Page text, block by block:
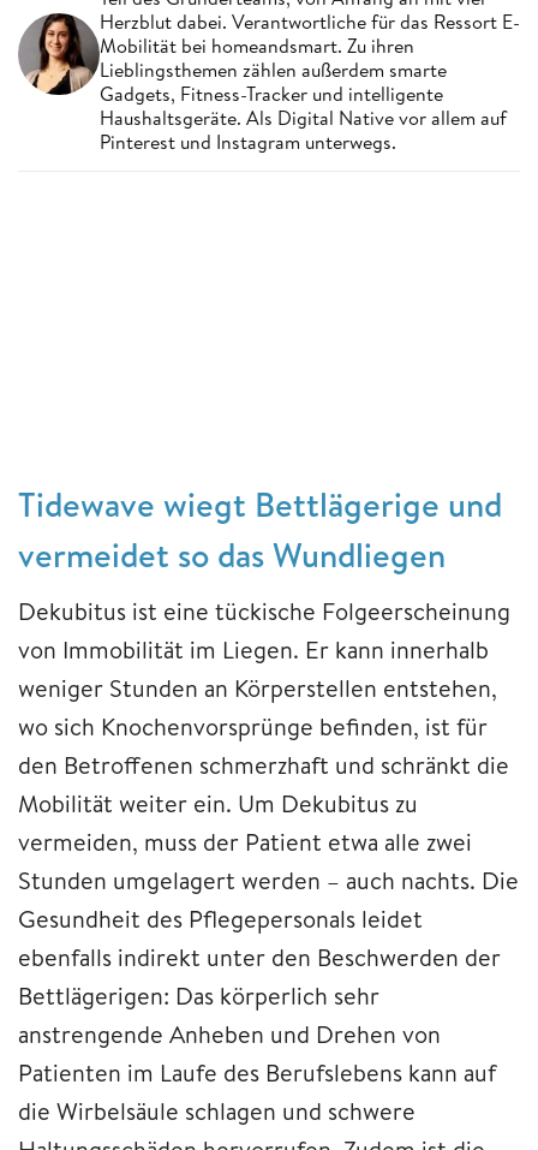
Herzblut dabei. Verantwortliche für das Ressort E-
Mobilität bei homeandsmart. Zu ihren
Lieblingsthemen zählen außerdem smarte
Gadgets, Fitness-Tracker und intelligente
Haushaltsgeräte. Als Digital Native vor allem auf
Pinterest und Instagram unterwegs.
Tidewave wiegt Bettlägerige und
vermeidet so das Wundliegen
Dekubitus ist eine tückische Folgeerscheinung
von Immobilität im Liegen. Er kann innerhalb
weniger Stunden an Körperstellen entstehen,
wo sich Knochenvorsprünge befinden, ist für
den Betroffenen schmerzhaft und schränkt die
Mobilität weiter ein. Um Dekubitus zu
vermeiden, muss der Patient etwa alle zwei
Stunden umgelagert werden – auch nachts. Die
Gesundheit des Pflegepersonals leidet
ebenfalls indirekt unter den Beschwerden der
Bettlägerigen: Das körperlich sehr
anstrengende Anheben und Drehen von
Patienten im Laufe des Berufslebens kann auf
die Wirbelsäule schlagen und schwere